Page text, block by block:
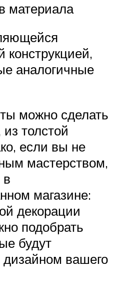
материала
конструкцией,
аналогичные
можно сделать
толстой
если вы не
мастерством,
в
магазине:
декорации
подобрать
будут
дизайном вашего